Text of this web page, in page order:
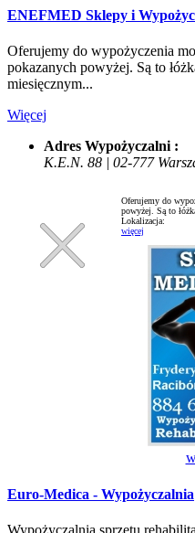
ENEFMED Sklepy i
Oferujemy do wypożyczenia
pokazanych powyżej. Są to
miesięcznym...
Więcej
Adres Wypożyczalni :
K.E.N. 88 | 02-777
Oferujemy do
powyżej. Są to
Lokalizacja:
więcej
Euro-Medica - Wypożyczalnia
Wypożyczalnia sprzętu